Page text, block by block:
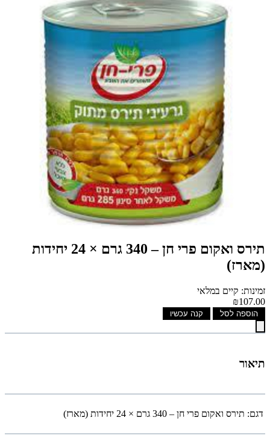
תירס ואקום פרי חן – 340 גרם × 24 יחידות
(מארז)
זמינות: קיים במלאי
₪107.00
הוספה לסל קנה עכשיו
תיאור
דגם: תירס ואקום פרי חן – 340 גרם × 24 יחידות (מארז)